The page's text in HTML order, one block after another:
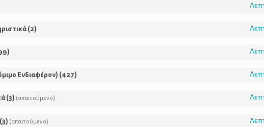
(2)
)
Ενδιαφέρον) (427)
(3) (απαιτούμενο)
(3) (απαιτούμενο)